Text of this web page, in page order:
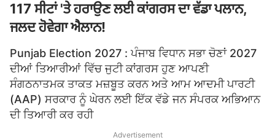
117 ਸੀਟਾਂ 'ਤੇ ਹਰਾਉਣ ਲਈ ਕਾਂਗਰਸ ਦਾ ਵੱਡਾ ਪਲਾਨ,
ਜਲਦ ਹੋਵੇਗਾ ਐਲਾਨ!
Punjab Election 2027 : ਪੰਜਾਬ ਵਿਧਾਨ ਸਭਾ ਚੋਣਾਂ 2027
ਦੀਆਂ ਤਿਆਰੀਆਂ ਵਿੱਚ ਜੁਟੀ ਕਾਂਗਰਸ ਹੁਣ ਆਪਣੀ
ਸੰਗਠਨਾਤਮਕ ਤਾਕਤ ਮਜ਼ਬੂਤ ਕਰਨ ਅਤੇ ਆਮ ਆਦਮੀ ਪਾਰਟੀ
(AAP) ਸਰਕਾਰ ਨੂੰ ਘੇਰਨ ਲਈ ਇੱਕ ਵੱਡੇ ਜਨ ਸੰਪਰਕ ਅਭਿਆਨ
ਦੀ ਤਿਆਰੀ ਕਰ ਰਹੀ
Advertisement